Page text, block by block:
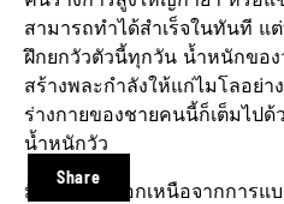
Share
สามารถทำได้สำเร็จในทันที แ
ฝึกยกวัวตัวนี้ทุกวัน น้ำหนักขอ
สร้างพละกำลังให้แก่ไมโลอย่
ร่างกายของชายคนนี้ก็เต็มไป
น้ำหนักวัว
มีบันทึกว่านอกเหนือจากการแ